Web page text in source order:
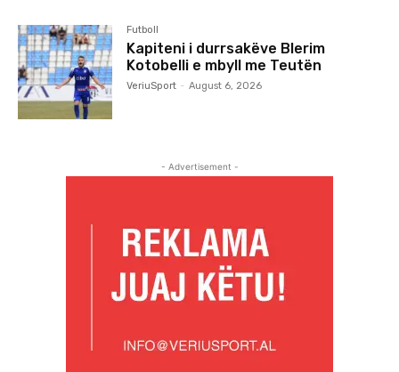
Futboll
Kapiteni i durrsakëve Blerim
Kotobelli e mbyll me Teutën
VeriuSport - August 6, 2026
- Advertisement -